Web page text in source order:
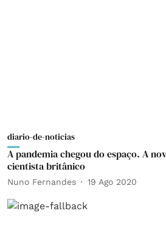
diario-de-noticias
A pandemia chegou do espaço. A
cientista britânico
Nuno Fernandes 19 Ago 2020